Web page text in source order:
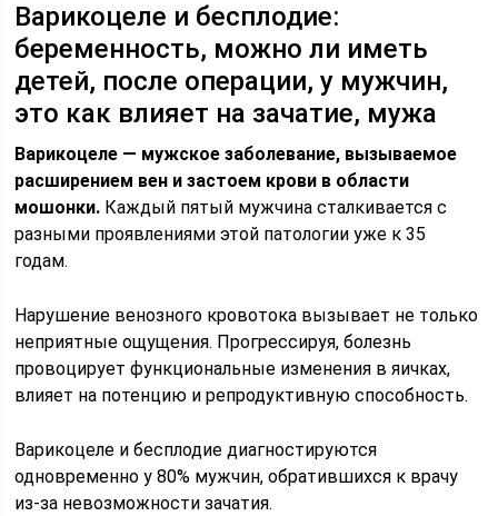
Варикоцеле и бесплодие:
беременность, можно ли иметь
детей, после операции, у мужчин,
это как влияет на зачатие, мужа
Варикоцеле — мужское заболевание, вызываемое
расширением вен и застоем крови в области
мошонки. Каждый пятый мужчина сталкивается с
разными проявлениями этой патологии уже к 35
годам.
Нарушение венозного кровотока вызывает не только
неприятные ощущения. Прогрессируя, болезнь
провоцирует функциональные изменения в яичках,
влияет на потенцию и репродуктивную способность.
Варикоцеле и бесплодие диагностируются
одновременно у 80% мужчин, обратившихся к врачу
из-за невозможности зачатия.